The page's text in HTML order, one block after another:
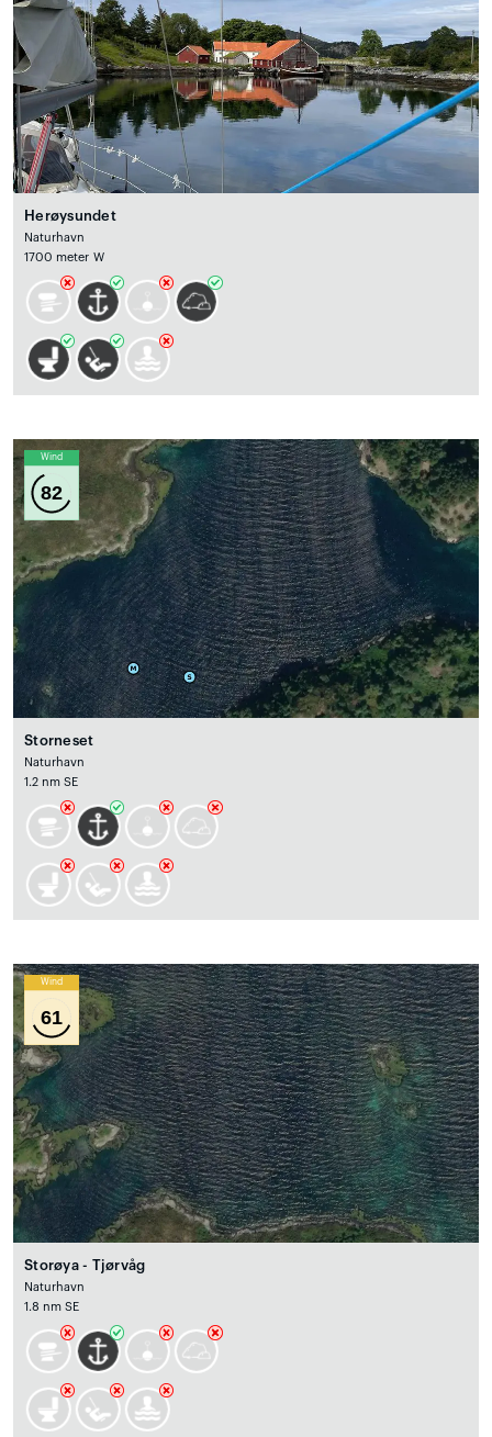
Herøysundet
Naturhavn
1700 meter W
Wind
82
Storneset
Naturhavn
1.2 nm SE
Wind
61
Storøya - Tjørvåg
Naturhavn
1.8 nm SE